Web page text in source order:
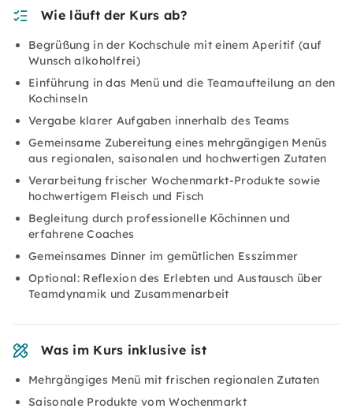
Wie läuft der Kurs ab?
Begrüßung in der Kochschule mit einem Aperitif (auf
Wunsch alkoholfrei)
Einführung in das Menü und die Teamaufteilung an den
Kochinseln
Vergabe klarer Aufgaben innerhalb des Teams
Gemeinsame Zubereitung eines mehrgängigen Menüs
aus regionalen, saisonalen und hochwertigen Zutaten
Verarbeitung frischer Wochenmarkt-Produkte sowie
hochwertigem Fleisch und Fisch
Begleitung durch professionelle Köchinnen und
erfahrene Coaches
Gemeinsames Dinner im gemütlichen Esszimmer
Optional: Reflexion des Erlebten und Austausch über
Teamdynamik und Zusammenarbeit
Was im Kurs inklusive ist
Mehrgängiges Menü mit frischen regionalen Zutaten
Saisonale Produkte vom Wochenmarkt